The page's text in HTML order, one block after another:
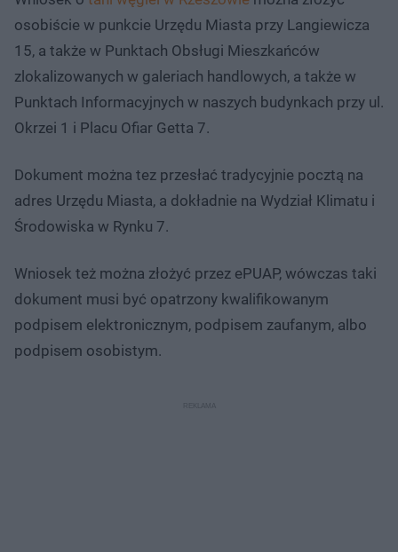
osobiście w punkcie Urzędu Miasta przy Langiewicza
15, a także w Punktach Obsługi Mieszkańców
zlokalizowanych w galeriach handlowych, a także w
Punktach Informacyjnych w naszych budynkach przy ul.
Okrzei 1 i Placu Ofiar Getta 7.
Dokument można tez przesłać tradycyjnie pocztą na
adres Urzędu Miasta, a dokładnie na Wydział Klimatu i
Środowiska w Rynku 7.
Wniosek też można złożyć przez ePUAP, wówczas taki
dokument musi być opatrzony kwalifikowanym
podpisem elektronicznym, podpisem zaufanym, albo
podpisem osobistym.